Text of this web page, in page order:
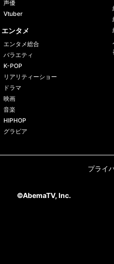
声優
Vtuber
エンタメ
エンタメ総合
バラエティ
K-POP
リアリティーショー
ドラマ
映画
音楽
HIPHOP
グラビア
プライ
©AbemaTV, Inc.